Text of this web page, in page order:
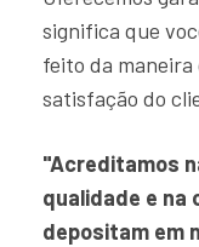
significa que
feito da
satisfação do
"Acreditamos
qualidade e na
depositam em